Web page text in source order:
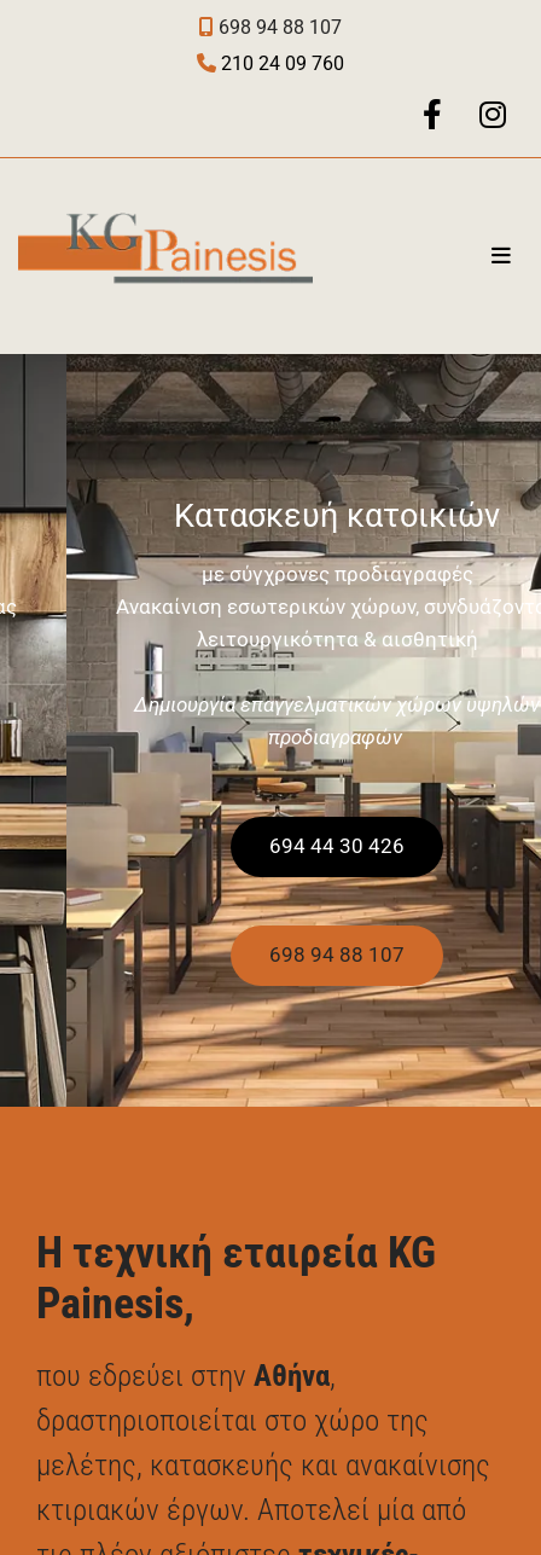
698 94 88 107
 210 24 09 760
Κατασκευή κατοικιών
με σύγχρονες προδιαγραφές
Ανακαίνιση εσωτερικών χώρων, συνδυάζοντας
λειτουργικότητα & αισθητική
Δημιουργία επαγγελματικών χώρων υψηλών
προδιαγραφών
694 44 30 426
698 94 88 107
Η τεχνική εταιρεία KG
Painesis,
που εδρεύει στην Αθήνα,
δραστηριοποιείται στο χώρο της
μελέτης, κατασκευής και ανακαίνισης
κτιριακών έργων. Αποτελεί μία από